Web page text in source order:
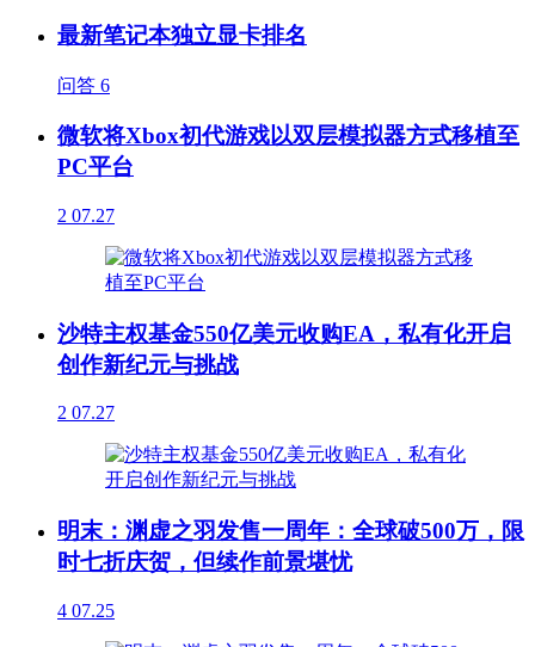
最新笔记本独立显卡排名
问答 6
微软将Xbox初代游戏以双层模拟器方式移植至
PC平台
2 07.27
沙特主权基金550亿美元收购EA，私有化开启
创作新纪元与挑战
2 07.27
明末：渊虚之羽发售一周年：全球破500万，限
时七折庆贺，但续作前景堪忧
4 07.25